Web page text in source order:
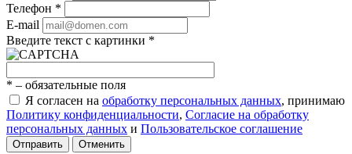
Телефон *
E-mail
Введите текст с картинки *
* – обязательные поля
Я согласен на обработку персональных данных, принимаю
Политику конфиденциальности, Согласие на обработку
персональных данных и Пользовательское соглашение
Отправить Отменить